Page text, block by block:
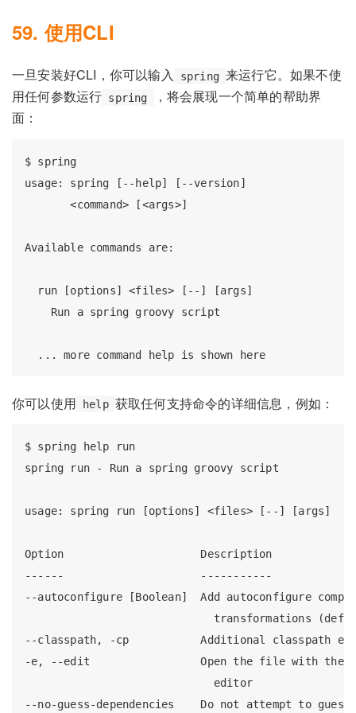
59. 使用CLI
一旦安装好CLI，你可以输入 spring 来运行它。如果不使
用任何参数运行 spring
，将会展现一个简单的帮助界
面：
$ spring
usage: spring [--help] [--version]
       <command> [<args>]
Available commands are:
  run [options] <files> [--] [args]
    Run a spring groovy script
你可以使用 help 获取任何支持命令的详细信息，例如：
$ spring help run
spring run - Run a spring groovy script
usage: spring run [options] <files> [--] [args]
Option                     Description
------                     -----------
--autoconfigure [Boolean]  Add autoconfigure
transformations
--classpath, -cp           Additional classpath
-e, --edit                 Open the file with the
                             editor
--no-guess-dependencies    Do not attempt to guess